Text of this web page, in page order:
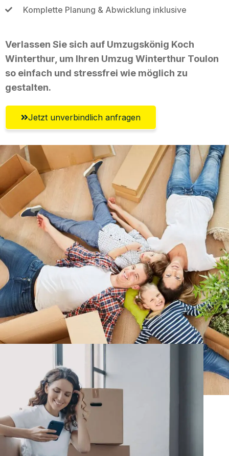
Komplette Planung & Abwicklung inklusive
Verlassen Sie sich auf Umzugskönig Koch
Winterthur, um Ihren Umzug Winterthur Toulon
so einfach und stressfrei wie möglich zu
gestalten.
Jetzt unverbindlich anfragen